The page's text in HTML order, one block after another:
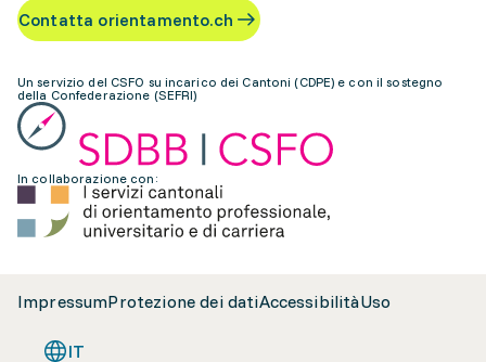
Contatta orientamento.ch
Un servizio del CSFO su incarico dei Cantoni (CDPE) e con il sostegno
della Confederazione (SEFRI)
In collaborazione con:
ImpressumProtezione dei datiAccessibilitàUso
IT